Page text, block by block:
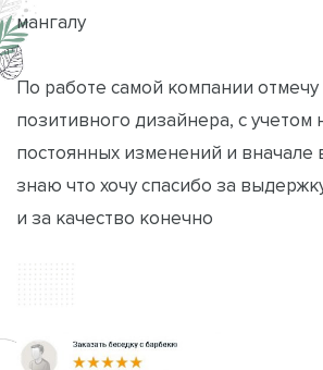
мангалу
По работе самой компании отмечу
позитивного дизайнера, с учетом
постоянных изменений и вначале
знаю что хочу спасибо за
и за качество конечно